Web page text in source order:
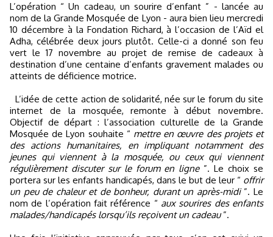
L’opération “ Un cadeau, un sourire d’enfant ” - lancée au
nom de la Grande Mosquée de Lyon - aura bien lieu mercredi
10 décembre à la Fondation Richard, à l’occasion de l’Aïd el
Adha, célébrée deux jours plutôt. Celle-ci a donné son feu
vert le 17 novembre au projet de remise de cadeaux à
destination d’une centaine d’enfants gravement malades ou
atteints de déficience motrice.
L’idée de cette action de solidarité, née sur le forum du site
internet de la mosquée, remonte à début novembre.
Objectif de départ : l’association culturelle de la Grande
Mosquée de Lyon souhaite “ mettre en œuvre des projets et
des actions humanitaires, en impliquant notamment des
jeunes qui viennent à la mosquée, ou ceux qui viennent
régulièrement discuter sur le forum en ligne”. Le choix se
portera sur les enfants handicapés, dans le but de leur “ offrir
un peu de chaleur et de bonheur, durant un après-midi ”. Le
nom de l’opération fait référence “ aux sourires des enfants
malades/handicapés lorsqu’ils reçoivent un cadeau”.